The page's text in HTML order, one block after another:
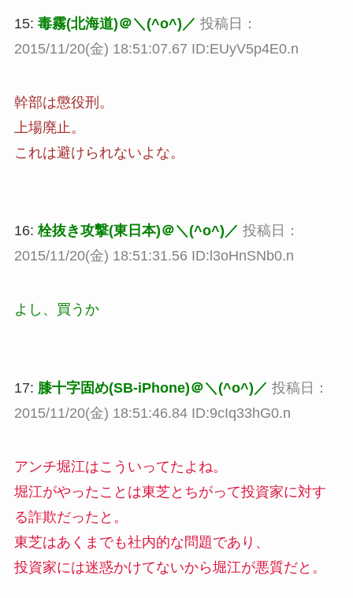
15: 毒霧(北海道)＠＼(^o^)／ 投稿日：
2015/11/20(金) 18:51:07.67 ID:EUyV5p4E0.n
幹部は懲役刑。
上場廃止。
これは避けられないよな。
16:栓抜き攻撃(東日本)＠＼(^o^)／ 投稿日：
2015/11/20(金) 18:51:31.56 ID:l3oHnSNb0.n
よし、買うか
17: 膝十字固め(SB-iPhone)＠＼(^o^)／ 投稿日：
2015/11/20(金) 18:51:46.84 ID:9cIq33hG0.n
アンチ堀江はこういってたよね。
堀江がやったことは東芝とちがって投資家に対す
る詐欺だったと。
東芝はあくまでも社内的な問題であり、
投資家には迷惑かけてないから堀江が悪質だと。